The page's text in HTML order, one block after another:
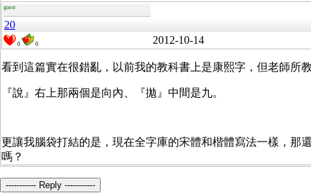
guest
20
0 0 2012-10-14
看到這篇實在很錯亂，以前我的教科書上是康熙字，但老師所
『說』右上那兩個是向內、『拋』中間是九。
更讓我腦袋打結的是，現在全字庫的宋體和楷體寫法一樣，那
嗎？
----------- Reply -----------